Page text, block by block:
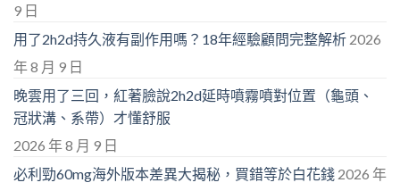
9 日
用了2h2d持久液有副作用嗎？18年經驗顧問完整解析 2026
年 8 月 9 日
晚雲用了三回，紅著臉說2h2d延時噴霧噴對位置（龜頭、
冠狀溝、系帶）才懂舒服
2026 年 8 月 9 日
必利勁60mg海外版本差異大揭秘，買錯等於白花錢 2026 年